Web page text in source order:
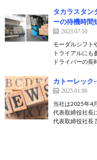
タカラスタン
ーの待機時間
2023.07.10
モーダルシフト
トライアルにも
ドライバーの
カトーレック
2025.01.06
当社は2025年4
代表取締役社長
代表取締役社長